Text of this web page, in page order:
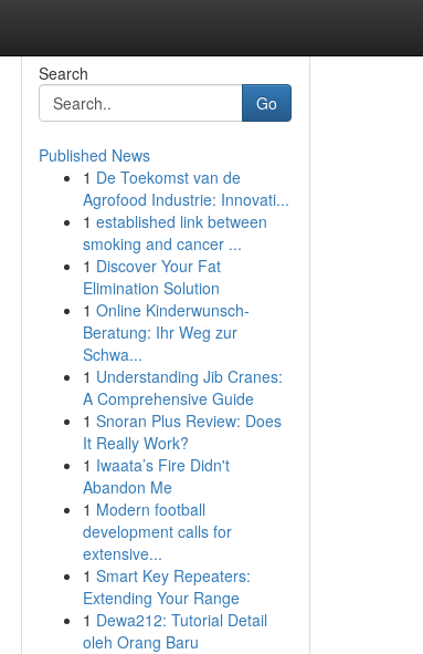
Search
Go
Published News
1 De Toekomst van de
Agrofood Industrie: Innovati...
1 established link between
smoking and cancer ...
1 Discover Your Fat
Elimination Solution
1 Online Kinderwunsch-
Beratung: Ihr Weg zur
Schwa...
1 Understanding Jib Cranes:
A Comprehensive Guide
1 Snoran Plus Review: Does
It Really Work?
1 Iwaata’s Fire Didn't
Abandon Me
1 Modern football
development calls for
extensive...
1 Smart Key Repeaters:
Extending Your Range
1 Dewa212: Tutorial Detail
oleh Orang Baru